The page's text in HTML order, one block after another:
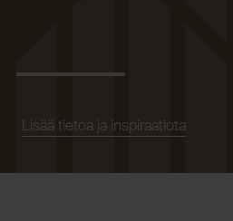
Lisää tietoa ja inspiraatiota